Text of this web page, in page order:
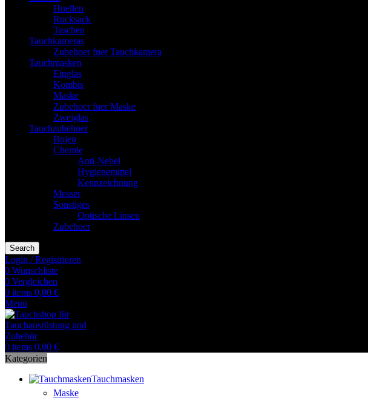
Huellen
Rucksack
Taschen
Tauchkameras
Zubehoer fuer Tauchkamera
Tauchmasken
Einglas
Kombis
Maske
Zubehoer fuer Maske
Zweiglas
Tauchzubehoer
Bojen
Chemie
Anti-Nebel
Hygienemittel
Kennzeichnung
Messer
Sonstiges
Optische Linsen
Zubehoer
Search
Login / Registrieren
0 Wunschliste
0 Vergleichen
0 items 0,00 €
Menü
0 items 0,00 €
Kategorien
Tauchmasken
Maske